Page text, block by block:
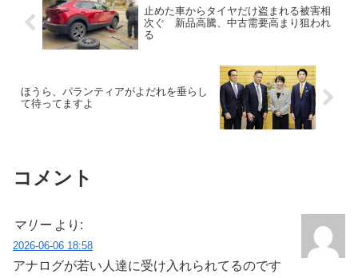
止めた車からタイヤだけ盗まれる被害相
次ぐ 新品高騰、中古需要高まり狙われ
る
ほうら、パランティアがよだれを垂らし
て待ってますよ
コメント
マリー より:
2026-06-06 18:58
アナログが若い人達に受け入れられてるのです